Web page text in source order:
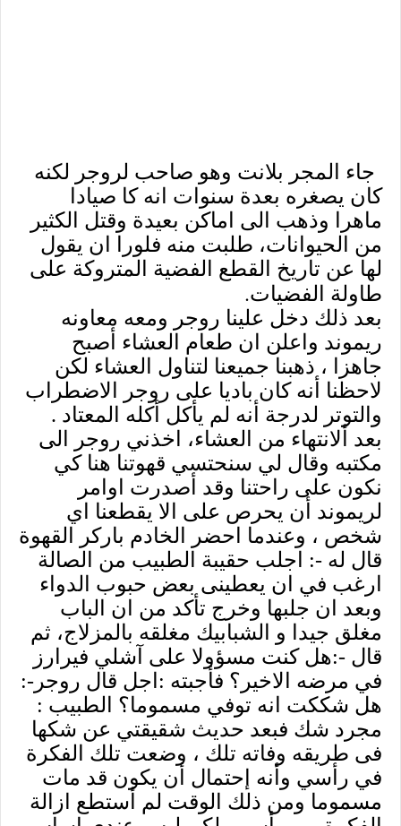
جاء المجر بلانت وهو صاحب لروجر لكنه
كان يصغره بعدة سنوات انه كا صيادا
ماهرا وذهب الى اماكن بعيدة وقتل الكثير
من الحيوانات، طلبت منه فلورا ان يقول
لها عن تاريخ القطع الفضية المتروكة على
طاولة الفضيات.
بعد ذلك دخل علينا روجر ومعه معاونه
ريموند واعلن ان طعام العشاء أصبح
جاهزا ، ذهبنا جميعنا لتناول العشاء لكن
لاحظنا أنه كان باديا على روجر الاضطراب
والتوتر لدرجة أنه لم يأكل أكله المعتاد .
بعد ألانتهاء من العشاء، اخذني روجر الى
مكتبه وقال لي سنحتسي قهوتنا هنا كي
نكون على راحتنا وقد أصدرت اوامر
لريموند أن يحرص على الا يقطعنا اي
شخص ، وعندما احضر الخادم باركر القهوة
قال له -: اجلب حقيبة الطبيب من الصالة
ارغب في ان يعطينى بعض حبوب الدواء
وبعد ان جلبها وخرج تأكد من ان الباب
مغلق جيدا و الشبابيك مغلقه بالمزلاج، ثم
قال -:هل كنت مسؤولا على آشلي فيرارز
في مرضه الاخير؟ فأجبته :اجل قال روجر-:
هل شككت انه توفي مسموما؟ الطبيب :
مجرد شك فبعد حديث شقيقتي عن شكها
فى طريقه وفاته تلك ، وضعت تلك الفكرة
في رأسي وأنه إحتمال أن يكون قد مات
مسموما ومن ذلك الوقت لم أستطع ازالة